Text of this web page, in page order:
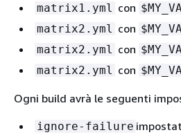
matrix1.yml con
matrix2.yml con
matrix2.yml con
matrix2.yml con
Ogni build avrà le seguenti
ignore-failure